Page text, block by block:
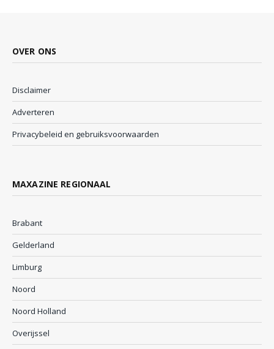
OVER ONS
Disclaimer
Adverteren
Privacybeleid en gebruiksvoorwaarden
MAXAZINE REGIONAAL
Brabant
Gelderland
Limburg
Noord
Noord Holland
Overijssel